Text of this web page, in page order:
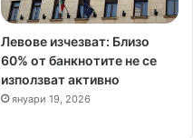
Левове изчезват: Близо
60% от банкнотите не се
използват активно
януари 19, 2026